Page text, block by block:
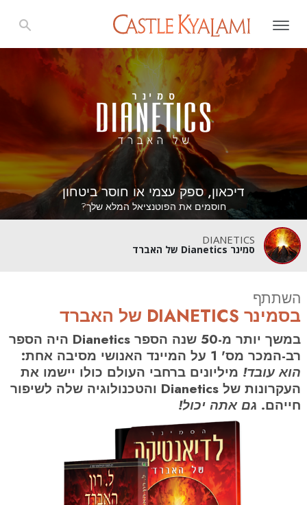
דיכאון, ספק עצמי או חוסר ביטחון
חוסמים את הפוטנציאל המלא שלך?
DIANETICS
סמינר Dianetics של האברד
השתתף
בסמינר DIANETICS של האברד
במשך יותר מ-50 שנה הספר Dianetics היה הספר
רב-המכר מס' 1 על המיינד האנושי מסיבה אחת:
הוא עובד! מיליונים ברחבי העולם כולו יישמו את
העקרונות של Dianetics והטכנולוגיה שלה לשיפור
חייהם. גם אתה יכול!